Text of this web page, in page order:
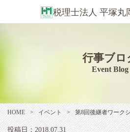
税理士法人 平塚丸
行事ブロ
Event Blog
HOME > イベント > 第8回後継者ワーク
投稿日：2018.07.31